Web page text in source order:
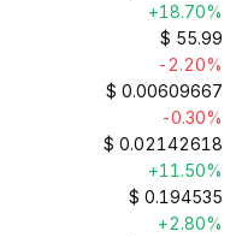
+18.70%
$ 55.99
-2.20%
$ 0.00609667
-0.30%
$ 0.02142618
+11.50%
$ 0.194535
+2.80%